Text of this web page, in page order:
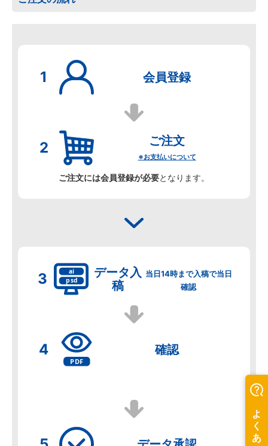
会員登録
ご注文
※お支払いについて
ご注文には会員登録が必要となります。
データ入
稿
当日14時まで入稿で当日
確認
確認